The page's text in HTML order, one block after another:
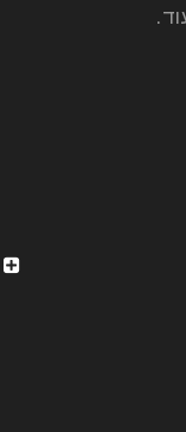
ובעיצובן